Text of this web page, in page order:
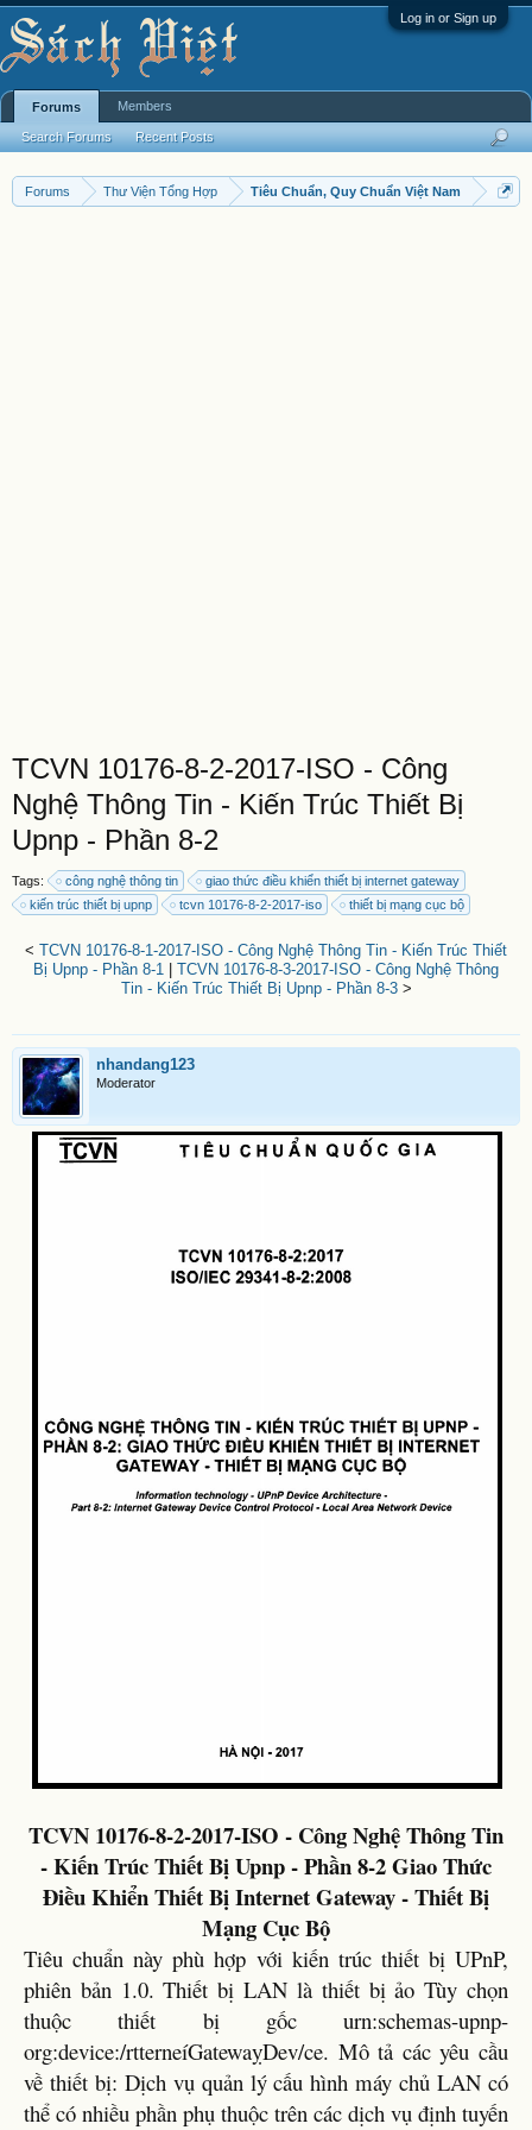
Log in or Sign up
Forums Thư Viện Tổng Hợp Tiêu Chuẩn, Quy Chuẩn Việt Nam
TCVN 10176-8-2-2017-ISO - Công
Nghệ Thông Tin - Kiến Trúc Thiết Bị
Upnp - Phần 8-2
Tags: công nghệ thông tin
giao thức điều khiển thiết bị internet gateway
kiến trúc thiết bị upnp
tcvn 10176-8-2-2017-iso thiết bị mạng cục bộ
< TCVN 10176-8-1-2017-ISO - Công Nghệ Thông Tin - Kiến Trúc Thiết
Bị Upnp - Phần 8-1
TCVN 10176-8-3-2017-ISO - Công Nghệ Thông
Tin - Kiến Trúc Thiết Bị Upnp - Phần 8-3>
nhandang123
Moderator
TCVN 10176-8-2-2017-ISO - Công Nghệ Thông Tin
- Kiến Trúc Thiết Bị Upnp - Phần 8-2 Giao Thức
Điều Khiển Thiết Bị Internet Gateway - Thiết Bị
Mạng Cục Bộ
Tiêu chuẩn này phù hợp với kiến trúc thiết bị UPnP,
phiên bản 1.0. Thiết bị LAN là thiết bị ảo Tùy chọn
thuộc thiết bị gốc urn:schemas-upnp-
org:device:/rtterneíGatewaỵDev/ce. Mô tả các yêu cầu
về thiết bị: Dịch vụ quản lý cấu hình máy chủ LAN có
thể có nhiều phần phụ thuộc trên các dịch vụ định tuyến
Forums
Search Forums Recent Posts
Members